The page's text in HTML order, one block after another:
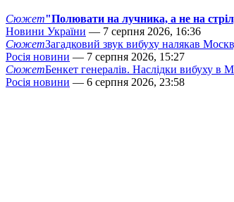
Сюжет"Полювати на лучника, а не на
Новини України — 7 серпня 2026, 16:36
СюжетЗагадковий звук вибуху налякав
Росія новини — 7 серпня 2026, 15:27
СюжетБенкет генералів. Наслідки вибуху в
Росія новини — 6 серпня 2026, 23:58